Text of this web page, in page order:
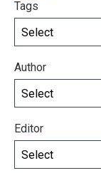
Tags
Author
Editor